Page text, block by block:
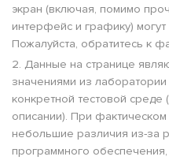
экран (включая, помимо
интерфейс и графику) могут
Пожалуйста, обратитесь к
2. Данные на странице
значениями из
конкретной тестовой
описании). При
небольшие различия из-за
программного